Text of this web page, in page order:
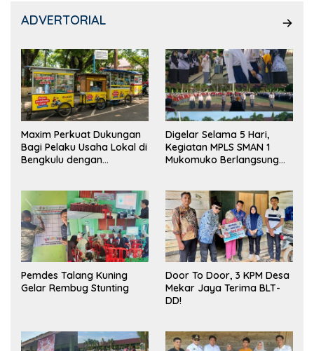
ADVERTORIAL
Maxim Perkuat Dukungan
Bagi Pelaku Usaha Lokal di
Bengkulu dengan
Pasar
Digelar Selama 5 Hari,
Kegiatan MPLS SMAN 1
Mukomuko Berlangsung
Pemdes Talang Kuning
Gelar Rembug Stunting
Door To Door, 3 KPM Desa
Mekar Jaya Terima BLT-
DD!